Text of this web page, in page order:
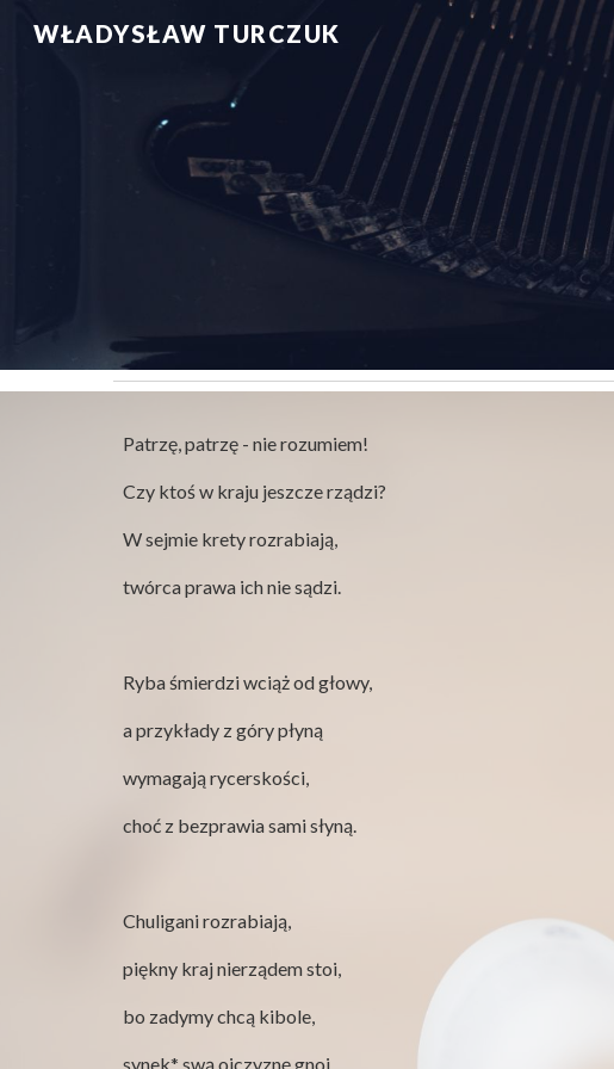
Skip to main
WŁADYSŁAW TURCZUK
Patrzę, patrzę - nie rozu­miem!
Czy ktoś w kraju jeszcze rządzi?
W sejmie krety rozra­bi­ają,
twórca prawa ich nie sądzi.
Ryba śmierdzi wciąż od głowy,
a przykłady z góry płyną
wyma­gają ryc­er­skości,
choć z bezprawia sami słyną.
Chuli­gani rozra­bi­ają,
piękny kraj nierzą­dem stoi,
bo zadymy chcą kibole,
synek* swą ojczyznę gnoi.